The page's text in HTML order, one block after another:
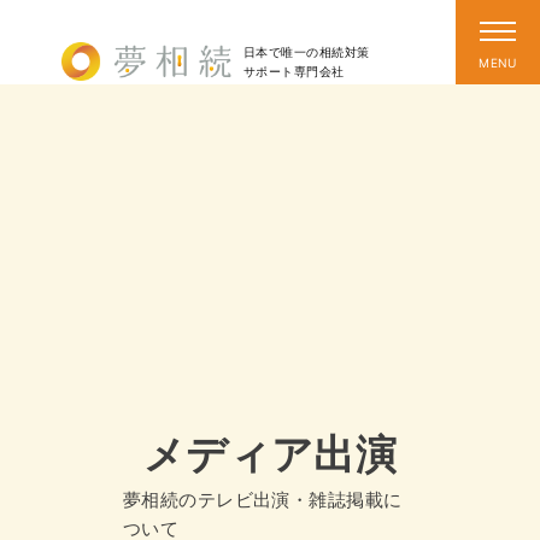
日本で唯一の相続対策
サポート 専門会社
メディア出演
夢相続のテレビ出演・雑誌掲載に
ついて